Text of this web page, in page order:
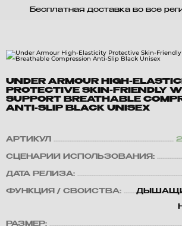
Бесплатная доставка во все
UNDER ARMOUR HIGH-
PROTECTIVE SKIN-FRIENDLY
SUPPORT BREATHABLE
ANTI-SLIP BLACK UNISEX
АРТИКУЛ
СЦЕНАРИЙ ИСПОЛЬЗОВАНИЯ:
ДАТА РЕЛИЗА:
ФУНКЦИЯ / СВОЙСТВА:
РАЗМЕР: